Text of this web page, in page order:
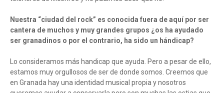
Nuestra “ciudad del rock” es conocida fuera de aquí por ser
cantera de muchos y muy grandes grupos ¿os ha ayudado
ser granadinos o por el contrario, ha sido un hándicap?
Lo consideramos más handicap que ayuda. Pero a pesar de ello,
estamos muy orgullosos de ser de donde somos. Creemos que
en Granada hay una identidad musical propia y nosotros